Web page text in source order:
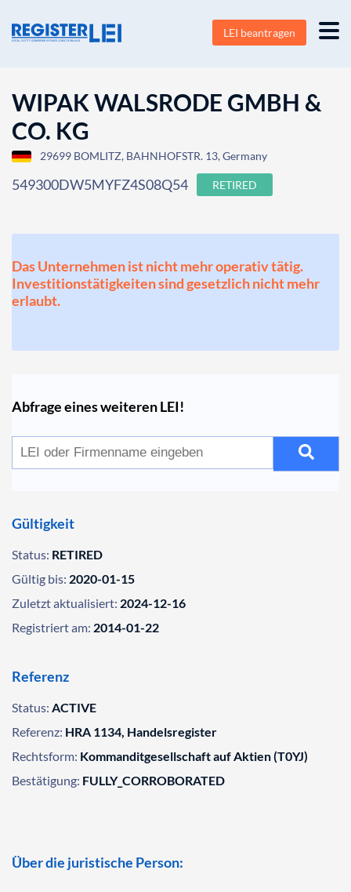
LEI beantragen
WIPAK WALSRODE GMBH &
CO. KG
29699 BOMLITZ, BAHNHOFSTR. 13, Germany
549300DW5MYFZ4S08Q54 RETIRED
Das Unternehmen ist nicht mehr operativ tätig.
Investitionstätigkeiten sind gesetzlich nicht mehr
erlaubt.
Abfrage eines weiteren LEI!
Gültigkeit
Status: RETIRED
Gültig bis: 2020-01-15
Zuletzt aktualisiert: 2024-12-16
Registriert am: 2014-01-22
Referenz
Status: ACTIVE
Referenz: HRA 1134, Handelsregister
Rechtsform: Kommanditgesellschaft auf Aktien (T0YJ)
Bestätigung: FULLY_CORROBORATED
Über die juristische Person: